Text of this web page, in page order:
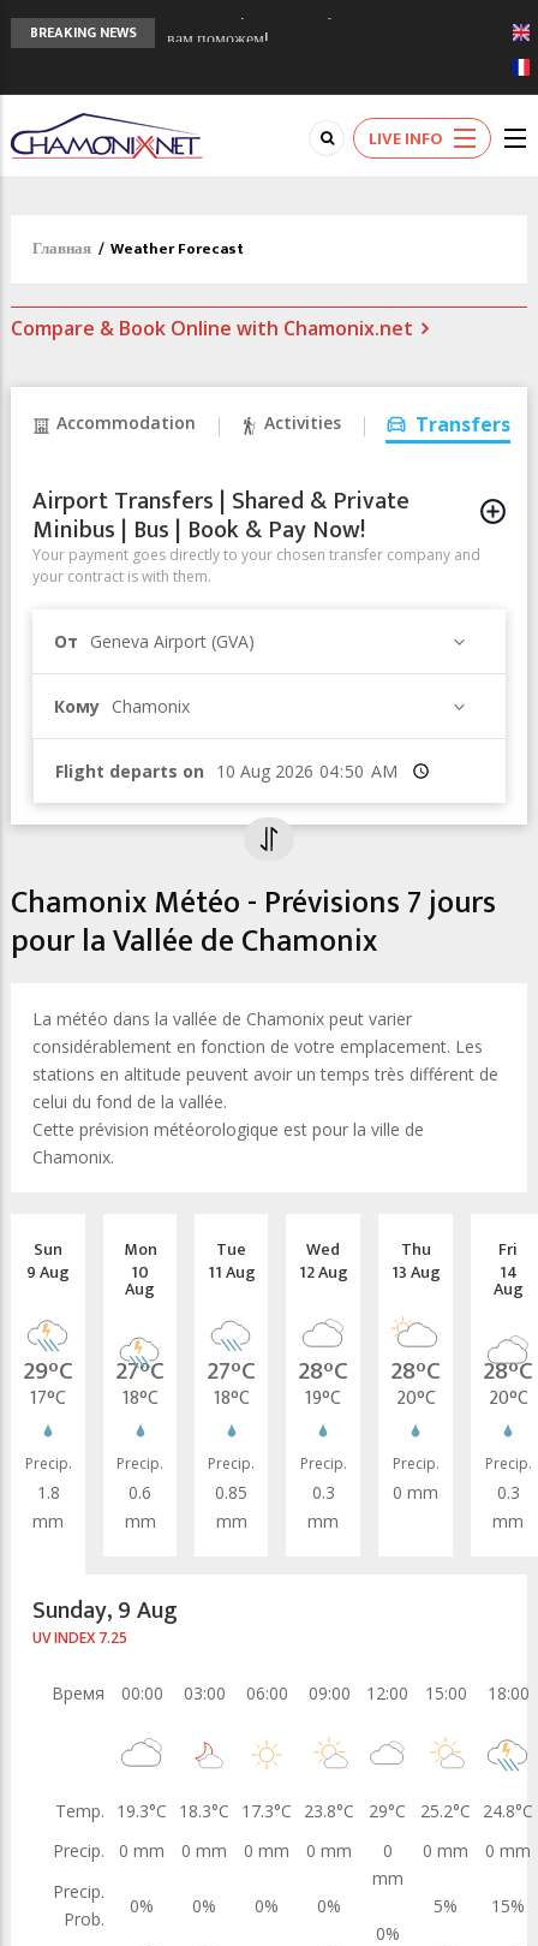
BREAKING NEWS
Сочи 2014 - 90 лет спустя олимпиады
Кол де Монте закрыт 11 января 2013
Chamonixporusski - Русское Шамони. Мы
вам поможем!
LIVE INFO
Главная / Weather Forecast
Compare & Book Online with Chamonix.net
Accommodation Activities Transfers
Airport Transfers | Shared & Private
Minibus | Bus | Book & Pay Now!
Your payment goes directly to your chosen transfer company and
your contract is with them.
От Geneva Airport (GVA)
Кому Chamonix
Flight departs on Время
Chamonix Météo - Prévisions 7 jours
pour la Vallée de Chamonix
La météo dans la vallée de Chamonix peut varier
considérablement en fonction de votre emplacement. Les
stations en altitude peuvent avoir un temps très différent de
celui du fond de la vallée.
Cette prévision météorologique est pour la ville de
Chamonix.
Sun
9 Aug
29°C
17°C
Precip.
1.8
mm
Mon
10
Aug
27°C
18°C
Precip.
0.6
mm
Tue
11 Aug
27°C
18°C
Precip.
0.85
mm
Wed
12 Aug
28°C
19°C
Precip.
0.3
mm
Thu
13 Aug
28°C
20°C
Precip.
0 mm
Fri
14
Aug
28°C
20°C
Precip.
0.3
mm
Sunday, 9 Aug
UV INDEX 7.25
Время
Temp.
Precip.
Precip.
Prob.
00:00
19.3°C
0 mm
0%
03:00
18.3°C
0 mm
0%
06:00
17.3°C
0 mm
0%
09:00
23.8°C
0 mm
0%
12:00
29°C
0
mm
0%
15:00
25.2°C
0 mm
5%
18:00
24.8°C
0 mm
15%